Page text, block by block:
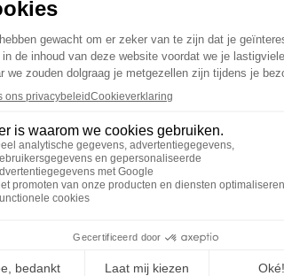
Realisaties
Ontdek enkele inspirerende projecten!